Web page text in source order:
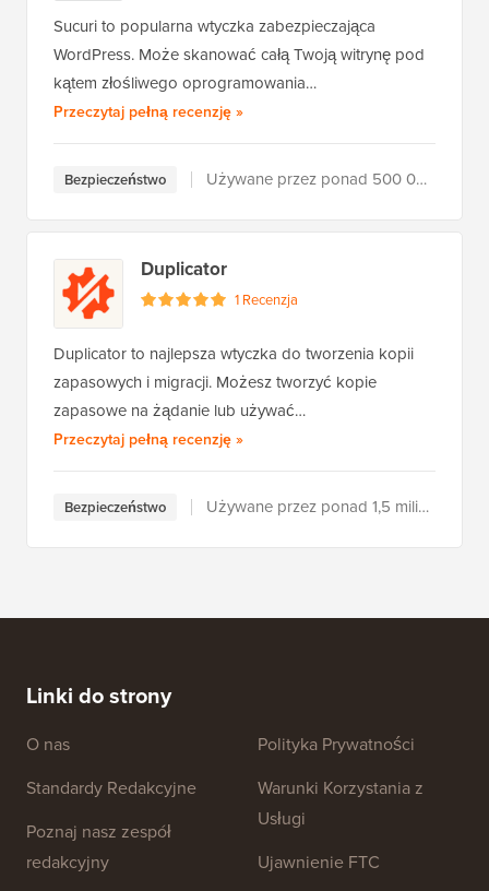
Sucuri to popularna wtyczka zabezpieczająca
WordPress. Może skanować całą Twoją witrynę pod
kątem złośliwego oprogramowania…
Przeczytaj pełną recenzjęSucuri
»
Bezpieczeństwo Używane przez ponad 500 000 użytkowników
Duplicator
1 Recenzja
Duplicator to najlepsza wtyczka do tworzenia kopii
zapasowych i migracji. Możesz tworzyć kopie
zapasowe na żądanie lub używać…
Przeczytaj pełną recenzjęDuplicator
»
Bezpieczeństwo Używane przez ponad 1,5 miliona użytkowników
Linki do strony
O nas
Standardy Redakcyjne
Poznaj nasz zespół
redakcyjny
Polityka Prywatności
Warunki Korzystania z
Usługi
Ujawnienie FTC